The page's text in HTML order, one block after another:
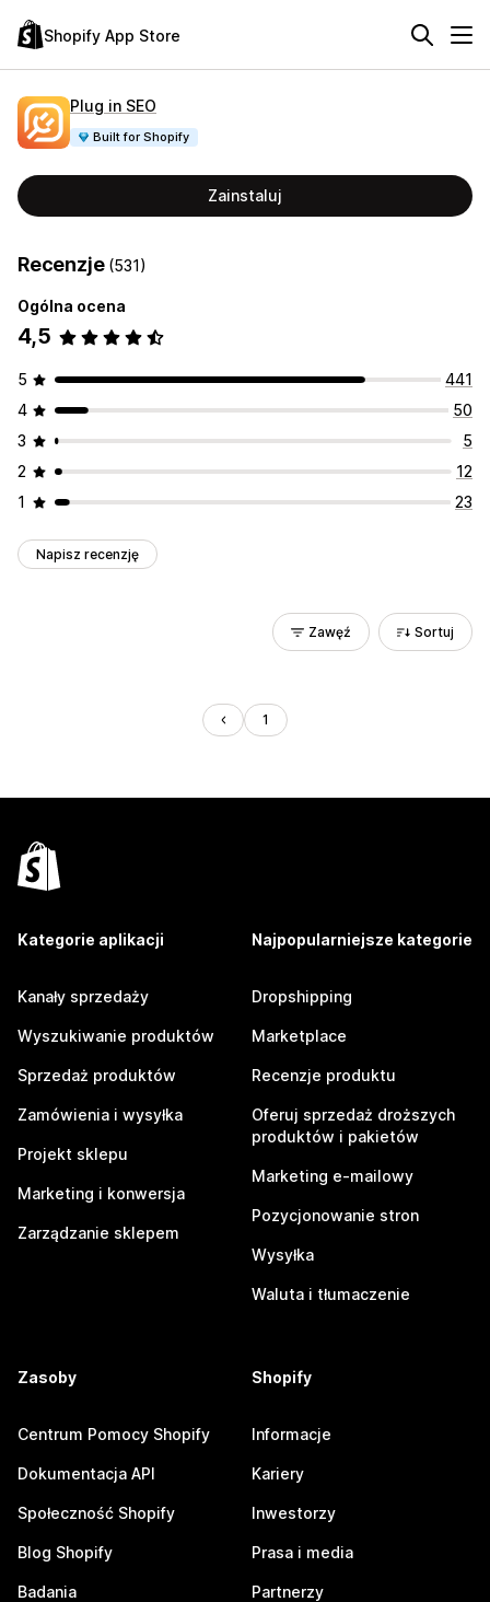
Shopify App Store
Plug in SEO
Built for Shopify
Zainstaluj
Recenzje (531)
Ogólna ocena
4,5
5
441
4
50
3
5
2
12
1
23
Napisz recenzję
Zawęź Sortuj
1
Kategorie aplikacji
Kanały sprzedaży
Wyszukiwanie produktów
Sprzedaż produktów
Zamówienia i wysyłka
Projekt sklepu
Marketing i konwersja
Zarządzanie sklepem
Najpopularniejsze kategorie
Dropshipping
Marketplace
Recenzje produktu
Oferuj sprzedaż droższych
produktów i pakietów
Marketing e-mailowy
Pozycjonowanie stron
Wysyłka
Waluta i tłumaczenie
Zasoby
Centrum Pomocy Shopify
Dokumentacja API
Społeczność Shopify
Blog Shopify
Badania
Shopify
Informacje
Kariery
Inwestorzy
Prasa i media
Partnerzy